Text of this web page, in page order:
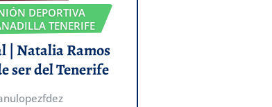
DEPORTIVA
TENERIFE
| Natalia Ramos
ser del Tenerife